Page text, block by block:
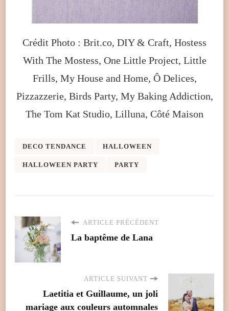
Crédit Photo : Brit.co, DIY & Craft, Hostess
With The Mostess, One Little Project, Little
Frills, My House and Home, Ô Delices,
Pizzazzerie, Birds Party, My Baking Addiction,
The Tom Kat Studio, Lilluna, Côté Maison
DECO TENDANCE HALLOWEEN
HALLOWEEN PARTY PARTY
ARTICLE PRÉCÉDENT
La baptême de Lana
ARTICLE SUIVANT
Laetitia et Guillaume, un joli
mariage aux couleurs automnales